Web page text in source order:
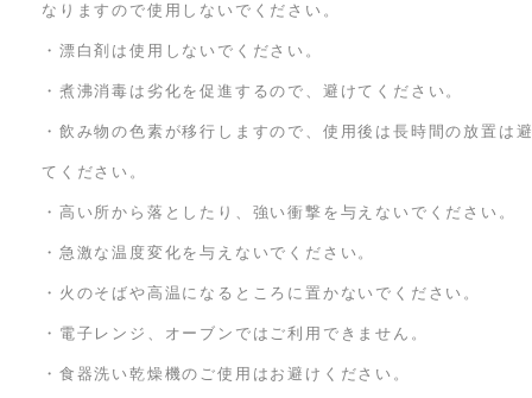
なりますので使用しないでください。
・漂白剤は使用しないでください。
・煮沸消毒は劣化を促進するので、避けてください。
・飲み物の色素が移行しますので、使用後は長時間の放置は
てください。
・高い所から落としたり、強い衝撃を与えないでください。
・急激な温度変化を与えないでください。
・火のそばや高温になるところに置かないでください。
・電子レンジ、オーブンではご利用できません。
・食器洗い乾燥機のご使用はお避けください。